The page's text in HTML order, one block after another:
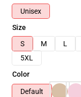
Unisex
Size
S
M L
5XL
Color
Default